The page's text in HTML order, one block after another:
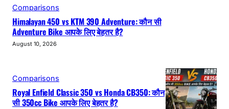
Comparisons
Himalayan 450 vs KTM 390 Adventure: कौन सी
Adventure Bike आपके लिए बेहतर है?
August 10, 2026
Comparisons
Royal Enfield Classic 350 vs Honda CB350: कौन
सी 350cc Bike आपके लिए बेहतर है?